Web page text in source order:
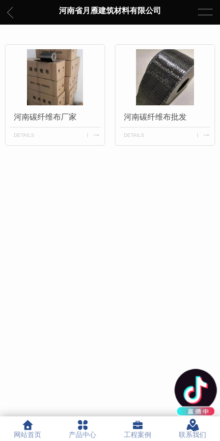
河南省月雁建筑材料有限公司
河南碳纤维布厂家
DETAILS
河南碳纤维布批发
DETAILS
网站首页 产品中心 工程案例 联系我们